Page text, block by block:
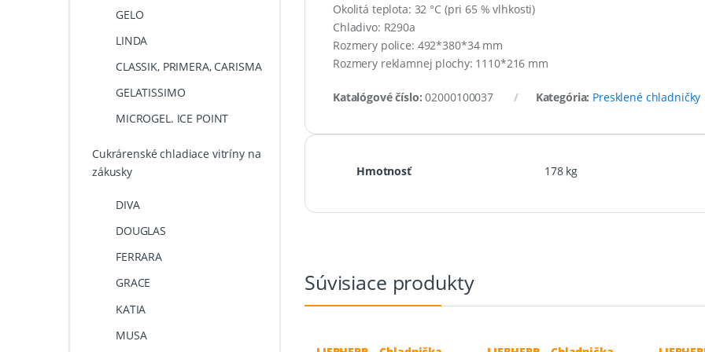
Okolitá teplota: 32 °C (pri 65 % vlhkosti)
Chladivo: R290a
Rozmery police: 492*380*34 mm
Rozmery reklamnej plochy: 1110*216 mm
Katalógové číslo:02000100037 Kategória: Presklené chladničky
Hmotnosť 178 kg
Súvisiace produkty
GELO
LINDA
CLASSIK, PRIMERA, CARISMA
GELATISSIMO
MICROGEL. ICE POINT
Cukrárenské chladiace vitríny na
zákusky
DIVA
DOUGLAS
FERRARA
GRACE
KATIA
MUSA